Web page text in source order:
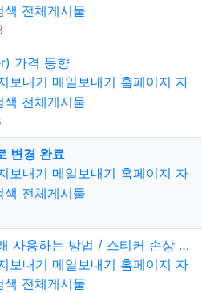
색 전체게시물
가격 동향
보내기 메일보내기 홈페이지 자
색 전체게시물
변경 완료
보내기 메일보내기 홈페이지 자
색 전체게시물
법 / 스티커 손상 예방법 / 투명비닐봉투 활용하기
보내기 메일보내기 홈페이지 자
색 전체게시물